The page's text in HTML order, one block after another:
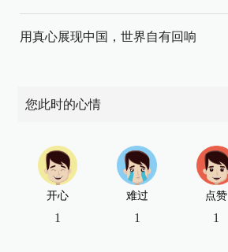
用真心展现中国，世界自有回响
您此时的心情
开心
1
难过
1
点赞
1